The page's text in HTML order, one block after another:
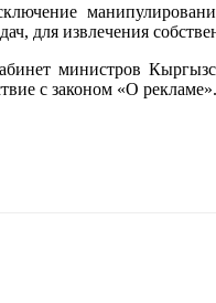
для извлечения
министров
с законом «О рекламе».